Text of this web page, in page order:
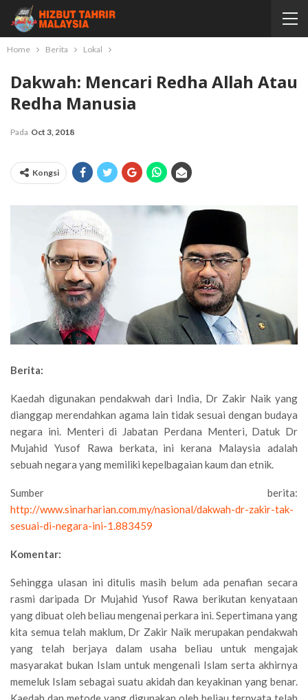
Home Berita Lokal
Dakwah: Mencari Redha Allah Atau
Redha Manusia
Pada Oct 3, 2018
Kongsi
Berita:
Kaedah digunakan pendakwah dari India, Dr Zakir Naik yang
dianggap merendahkan agama lain tidak sesuai dengan budaya
negara ini. Menteri di Jabatan Perdana Menteri, Datuk Dr
Mujahid Yusof Rawa berkata, ini kerana Malaysia adalah
sebuah negara yang memiliki kepelbagaian kaum dan etnik.
Sumber berita:
http://www.sinarharian.com.my/nasional/dakwah-dr-zakir-tak-
sesuai-di-negara-ini-1.883459
Komentar:
Sehingga ulasan ini ditulis masih belum ada penafian secara
rasmi daripada Dr Mujahid Yusof Rawa berikutan kenyataan
yang dibuat oleh beliau mengenai perkara ini. Sepertimana yang
kita semua telah maklum, Dr Zakir Naik merupakan pendakwah
yang telah berjaya dalam usaha beliau untuk mengajak
masyarakat bukan Islam untuk mengenali Islam serta akhirnya
memeluk Islam sebagai suatu akidah dan keyakinan yang benar.